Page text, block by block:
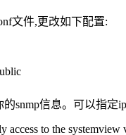
文件,更改如下配置:
snmp信息。可以指定ip,
access to the systemview